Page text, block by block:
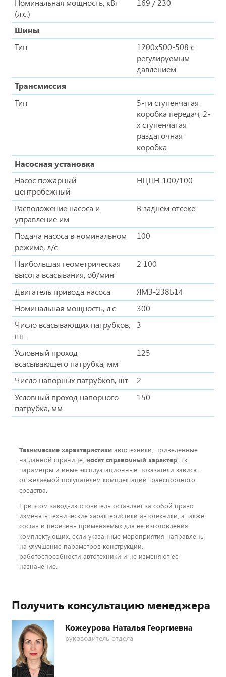
Номинальная мощность, кВт
(л.с.)
169 / 230
Шины
Тип
1200х500-508 с
регулируемым
давлением
Трансмиссия
Тип
5-ти ступенчатая
коробка передач, 2-
х ступенчатая
раздаточная
коробка
Насосная установка
Насос пожарный
центробежный
НЦПН-100/100
Расположение насоса и
управление им
В заднем отсеке
Подача насоса в номинальном
режиме, л/с
100
Наибольшая геометрическая
высота всасывания, об/мин
2 100
Двигатель привода насоса
ЯМЗ-238Б14
Номинальная мощность, л.с.
300
Число всасывающих патрубков,
шт.
3
Условный проход
всасывающего патрубка, мм
125
Число напорных патрубков, шт.
2
Условный проход напорного
патрубка, мм
150
Технические характеристики автотехники, приведенные
на данной странице, носят справочный характер, т.к.
параметры и иные эксплуатационные показатели зависят
от желаемой покупателем комплектации транспортного
средства.
При этом завод-изготовитель оставляет за собой право
изменять технические характеристики автотехники, а также
состав и перечень применяемых для ее изготовления
комплектующих, если указанные мероприятия направлены
на улучшение параметров конструкции,
работоспособности автотехники и не изменяют ее
назначение.
Получить консультацию менеджера
Кожеурова Наталья Георгиевна
руководитель отдела